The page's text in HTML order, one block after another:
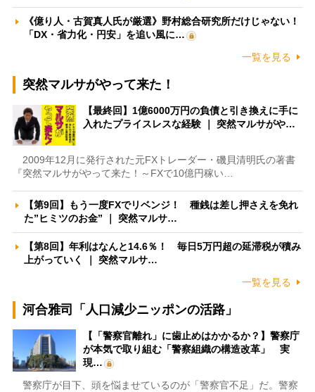
《億り人・古賀真人氏が厳選》野村総合研究所だけじゃない！
「DX・省力化・円安」を追い風に…
一覧を見る
突然マルサがやって来た！
【最終回】1億6000万円の負債と引き換えに手に
入れたプライスレスな経験 ｜ 突然マルサがや…
2009年12月に発行された元FXトレーダー・磯貝清明氏の著書
『突然マルサがやって来た！～FXで10億円稼い…
【第9回】もう一度FXでリベンジ！ 種銭は差し押さえを免れ
た”ヒミツのお金” ｜ 突然マルサ…
【第8回】年利はなんと14.6％！ 毎日5万円超の延滞税が積み
上がっていく ｜ 突然マルサ…
一覧を見る
河合雅司「人口減少ニッポンの活路」
【「警察官離れ」に歯止めはかかるか？】警察庁
が本気で取り組む「警察組織の構造改革」 実
現…
警察庁が目下、頭を悩ませているのが「警察官不足」だ。警察